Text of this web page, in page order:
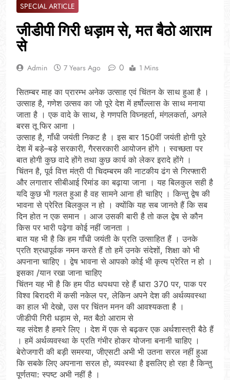
SPECIAL ARTICLE
जीडीपी गिरी धड़ाम से, मत बैठो आराम
से
Admin 7 Years Ago 0 1 Mins
सितम्बर माह का प्रारम्भ अनेक उत्साह एवं चिंतन के साथ हुआ है ।
उत्साह है, गणेश उत्सव का जो पूरे देश में हर्षोल्लास के साथ मनाया
जाता है । एक वादे के साथ, हे गणपति विघ्नहर्ता, मंगलकर्ता, अगले
बरस तू फिर आना ।
उत्साह है, गाँधी जयंती निकट है । इस बार 150वीं जयंती होगी पूरे
देश में बड़े–बड़े सरकारी, गैरसरकारी आयोजन होंगे । स्वच्छता पर
बात होगी कुछ वादे होंगे तथा कुछ कार्य को लेकर इरादे होंगे ।
चिंतन है, पूर्व वित्त मंत्री पी चिदम्बरम की नाटकीय ढंग से गिरफ्तारी
और लगातार सीबीआई रिमांड का बढ़ाया जाना । यह बिलकुल सही है
यदि कुछ भी गलत हुआ है वह सामने आना ही चाहिए । किन्तु द्वेष की
भावना से प्रेरित बिलकुल न हो । क्योंकि यह सब जानते हैं कि सब
दिन होत न एक समान । आज उसकी बारी है तो कल द्वेष से कौन
किस पर भारी पढ़ेगा कोई नहीं जानता ।
बात यह भी है कि हम गाँधी जयंती के प्रति उत्साहित हैं । उनके
प्रति श्रधापूर्वक नमन करते हैं तो हमें उनके संदेशों, शिक्षा को भी
अपनाना चाहिए । द्वेष भावना से आपको कोई भी कृत्य प्रेरित न हो ।
इसका /यान रखा जाना चाहिए
चिंतन यह भी है कि हम पीठ थपथपा रहे हैं धारा 370 पर, पाक पर
विश्व बिरादरी में कसी नकेल पर, लेकिन अपने देश की अर्थव्यवस्था
का हाल भी देखो, उस पर चिंतन मनन की आवश्यकता है ।
जीडीपी गिरी धड़ाम से, मत बैठो आराम से
यह संदेश है हमारे लिए । देश में एक से बढ़कर एक अर्थशास्त्री बैठे हैं
। हमें अर्थव्यवस्था के प्रति गंभीर होकर योजना बनानी चाहिए ।
बेरोजगारी की बड़ी समस्या, जीएसटी अभी भी उतना सरल नहीं हुआ
कि सबके लिए अपनाना सरल हो, व्यवस्था है इसलिए हो रहा है किन्तु
पूर्णतया: स्पष्ट अभी नहीं है ।